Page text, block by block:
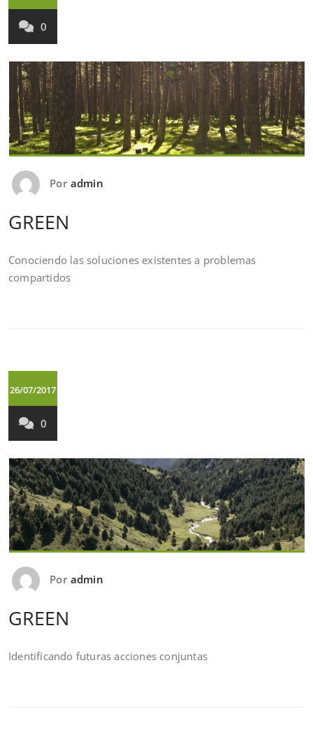
0
Por admin
GREEN
Conociendo las soluciones existentes a problemas
compartidos
26/07/2017
0
Por admin
GREEN
Identificando futuras acciones conjuntas